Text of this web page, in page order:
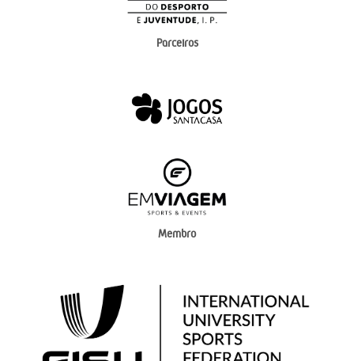
Parceiros
Membro